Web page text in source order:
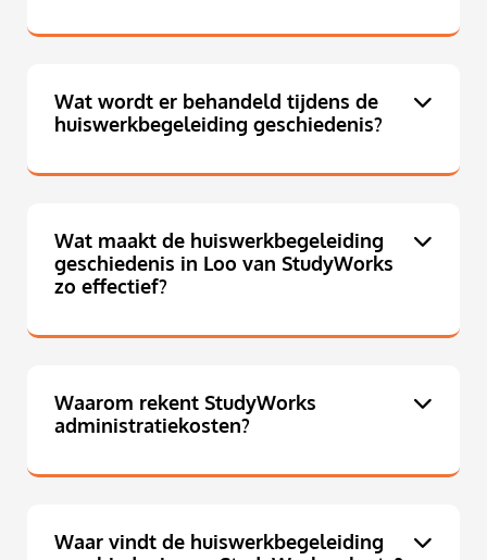
Wat wordt er behandeld tijdens de
huiswerkbegeleiding geschiedenis?
Wat maakt de huiswerkbegeleiding
geschiedenis in Loo van StudyWorks
zo effectief?
Waarom rekent StudyWorks
administratiekosten?
Waar vindt de huiswerkbegeleiding